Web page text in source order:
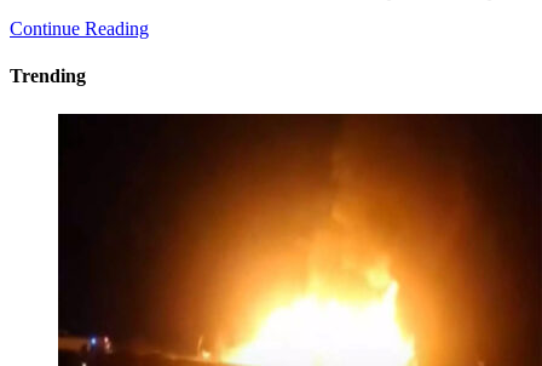
Continue Reading
Trending